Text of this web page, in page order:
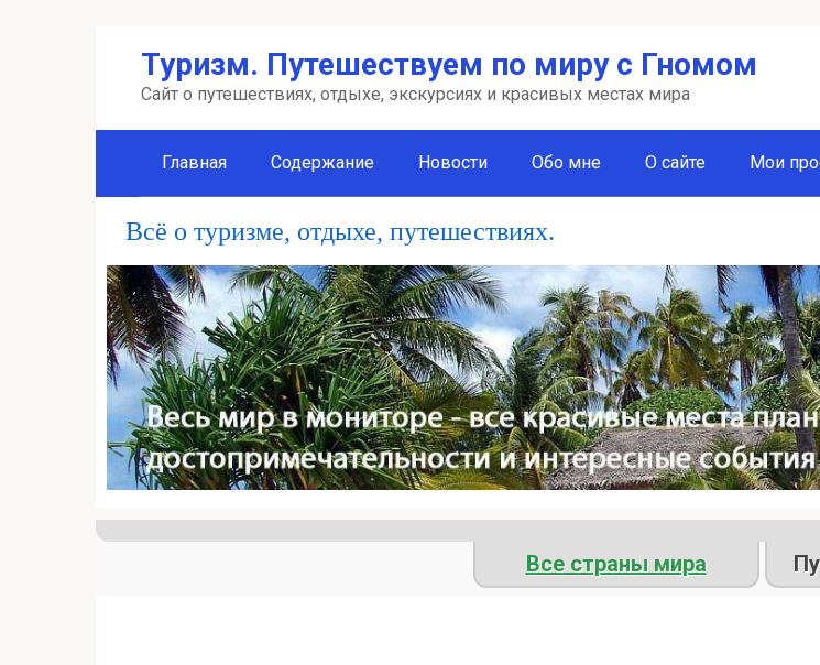
Туризм. Путешествуем по миру с Гномом
Сайт о путешествиях, отдыхе, экскурсиях и красивых местах мира
Главная Содержание Новости Обо мне О сайте Мои
Всё о туризме, отдыхе, путешествиях.
Все страны мира